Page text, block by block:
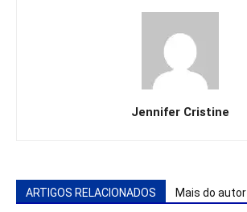
Jennifer Cristine
ARTIGOS RELACIONADOS Mais do autor